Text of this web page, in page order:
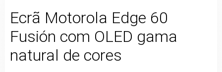
Ecrã Motorola Edge 60
Fusión com OLED gama
natural de cores